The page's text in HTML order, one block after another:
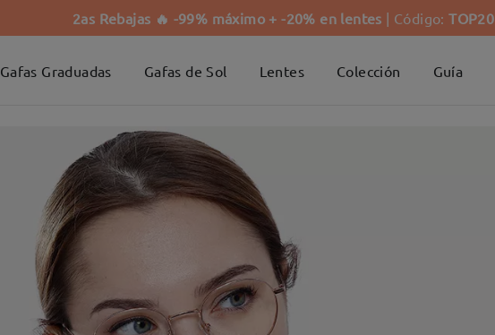
2as Rebajas 🔥 -99% máximo + -20% en lentes | Código:TOP20
Gafas Graduadas Gafas de Sol Lentes Colección Guía